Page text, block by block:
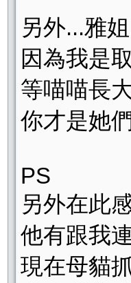
另外...雅
因為我是
等喵喵長
你才是她
PS
另外在此
他有跟我
現在母貓